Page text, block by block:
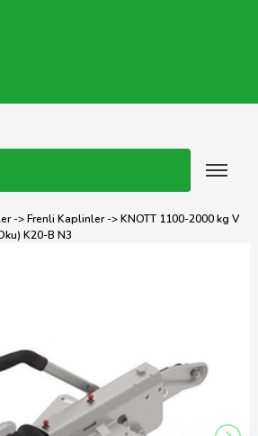
->Frenli Kaplinler-> KNOTT 1100-2000 kg V
K20-B N3